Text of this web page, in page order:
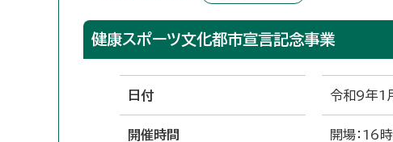
健康スポーツ文化都市宣言記念事業
日付 令和9年1
開催時間
開場：16